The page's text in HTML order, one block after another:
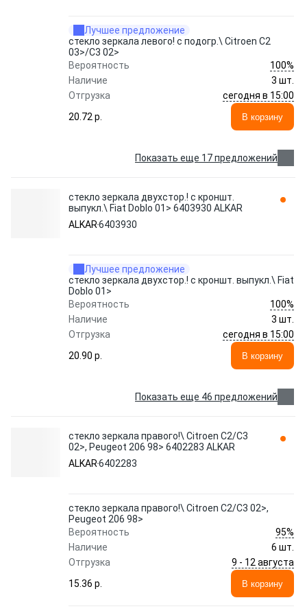
Лучшее предложение
стекло зеркала левого! с подогр.\ Citroen C2
03>/C3 02>
Вероятность
100%
Наличие
3 шт.
Отгрузка
сегодня в 15:00
20.72 p.
В корзину
Показать еще 17 предложений
стекло зеркала двухстор.! с кроншт.
выпукл.\ Fiat Doblo 01> 6403930 ALKAR
ALKAR6403930
Лучшее предложение
стекло зеркала двухстор.! с кроншт. выпукл.\ Fiat
Doblo 01>
Вероятность
100%
Наличие
3 шт.
Отгрузка
сегодня в 15:00
20.90 p.
В корзину
Показать еще 46 предложений
стекло зеркала правого!\ Citroen C2/C3
02>, Peugeot 206 98> 6402283 ALKAR
ALKAR6402283
стекло зеркала правого!\ Citroen C2/C3 02>,
Peugeot 206 98>
Вероятность
95%
Наличие
6 шт.
Отгрузка
9 - 12 августа
15.36 p.
В корзину